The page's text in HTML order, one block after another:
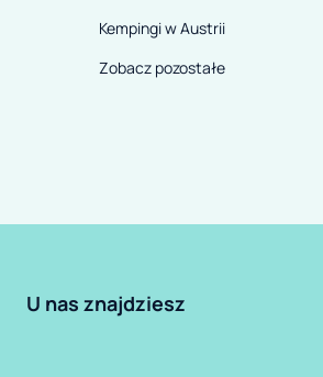
Kempingi w Austrii
Zobacz pozostałe
U nas znajdziesz